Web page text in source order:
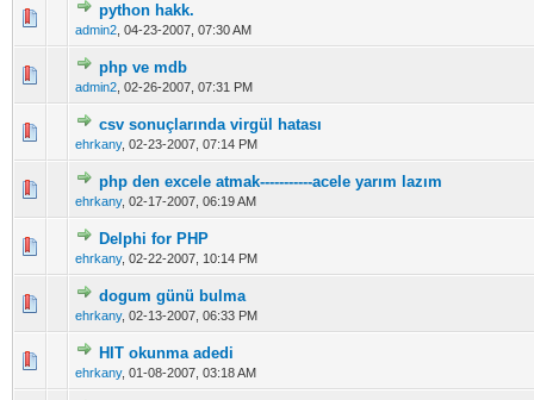
python hakk.
admin2 04-23-2007, 07:30 AM
5 üzerinden 0 Oy - Toplam Ortalama 0 Oy Verilmiş
php ve mdb
admin2 02-26-2007, 07:31 PM
5 üzerinden 0 Oy - Toplam Ortalama 0 Oy Verilmiş
csv sonuçlarında virgül hatası
ehrkany, 02-23-2007, 07:14 PM
5 üzerinden 0 Oy - Toplam Ortalama 0 Oy Verilmiş
12 345
php den excele atmak-----------acele yarım lazım
ehrkany, 02-17-2007, 06:19 AM
5 üzerinden 0 Oy - Toplam Ortalama 0 Oy Verilmiş
12345
Delphi for PHP
ehrkany, 02-22-2007, 10:14 PM
5 üzerinden 0 Oy - Toplam Ortalama 0 Oy Verilmiş
dogum günü bulma
ehrkany, 02-13-2007, 06:33 PM
5 üzerinden 0 Oy - Toplam Ortalama 0 Oy Verilmiş
HIT okunma adedi
ehrkany, 01-08-2007, 03:18 AM
5 üzerinden 0 Oy - Toplam Ortalama 0 Oy Verilmiş